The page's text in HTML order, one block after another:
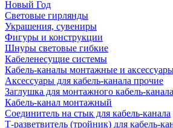
Новый Год
Световые гирлянды
Украшения, сувениры
Фигуры и конструкции
Шнуры световые гибкие
Кабеленесущие системы
Кабель-каналы монтажные и
Аксессуары для кабель-канала прочие
Заглушка для монтажного кабель-канала
Кабель-канал монтажный
Соединитель на стык для кабель-канала
Т-разветвитель (тройник) для кабель-